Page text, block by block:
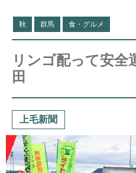
秋 群馬 食・グルメ
リンゴ配って安
田
上毛新聞